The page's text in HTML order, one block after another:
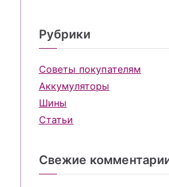
Рубрики
Советы покупателям
Аккумуляторы
Шины
Статьи
Свежие